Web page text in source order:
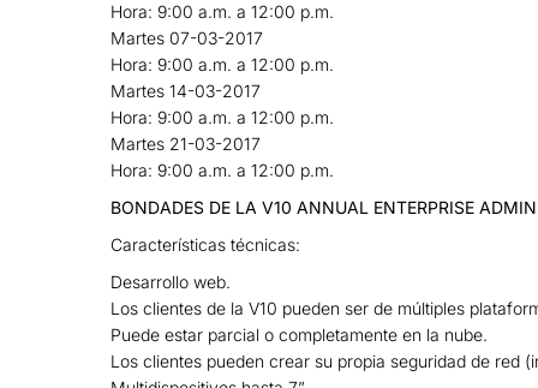
Hora: 9:00 a.m. a 12:00 p.m.
Martes 07-03-2017
Hora: 9:00 a.m. a 12:00 p.m.
Martes 14-03-2017
Hora: 9:00 a.m. a 12:00 p.m.
Martes 21-03-2017
Hora: 9:00 a.m. a 12:00 p.m.
BONDADES DE LA V10 ANNUAL ENTERPRISE
Características técnicas:
Desarrollo web.
Los clientes de la V10 pueden ser de múltiples
Puede estar parcial o completamente en la nube.
Los clientes pueden crear su propia seguridad de red